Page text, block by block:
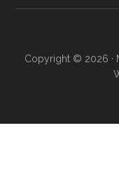
Copyright © 2026 ·